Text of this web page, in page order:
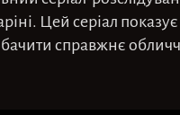
Цей серіал
справжнє